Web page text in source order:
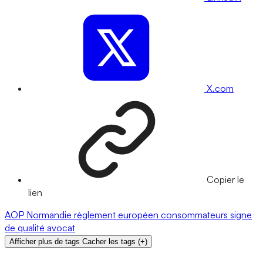
X.com
Copier le
lien
AOP Normandie règlement européen consommateurs signe
de qualité avocat
Afficher plus de tags Cacher les tags (+)